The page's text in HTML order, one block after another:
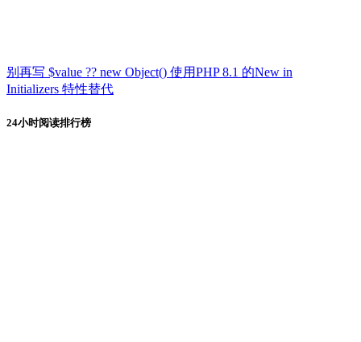
别再写 $value ?? new Object() 使用PHP 8.1 的New in
Initializers 特性替代
24小时阅读排行榜